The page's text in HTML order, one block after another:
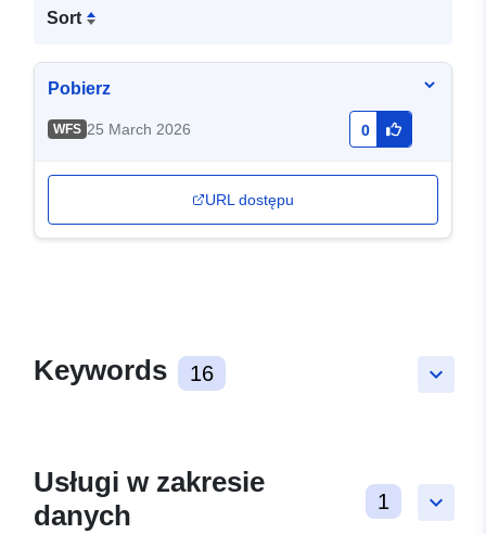
Sort
Pobierz
WFS 25 March 2026 0
URL dostępu
keyboard_arrow_down
Keywords 16
keyboard_arrow_down
Usługi w zakresie
danych
1